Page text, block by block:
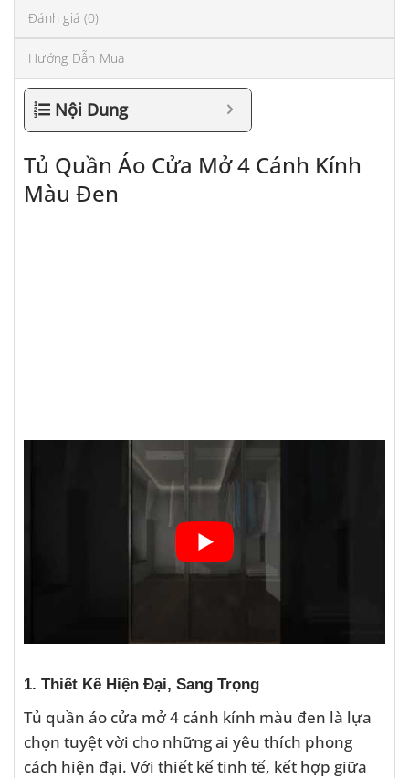
Đánh giá (0)
Hướng Dẫn Mua
Nội Dung
Tủ Quần Áo Cửa Mở 4 Cánh Kính
Màu Đen
1. Thiết Kế Hiện Đại, Sang Trọng
Tủ quần áo cửa mở 4 cánh kính màu đen là lựa
chọn tuyệt vời cho những ai yêu thích phong
cách hiện đại. Với thiết kế tinh tế, kết hợp giữa